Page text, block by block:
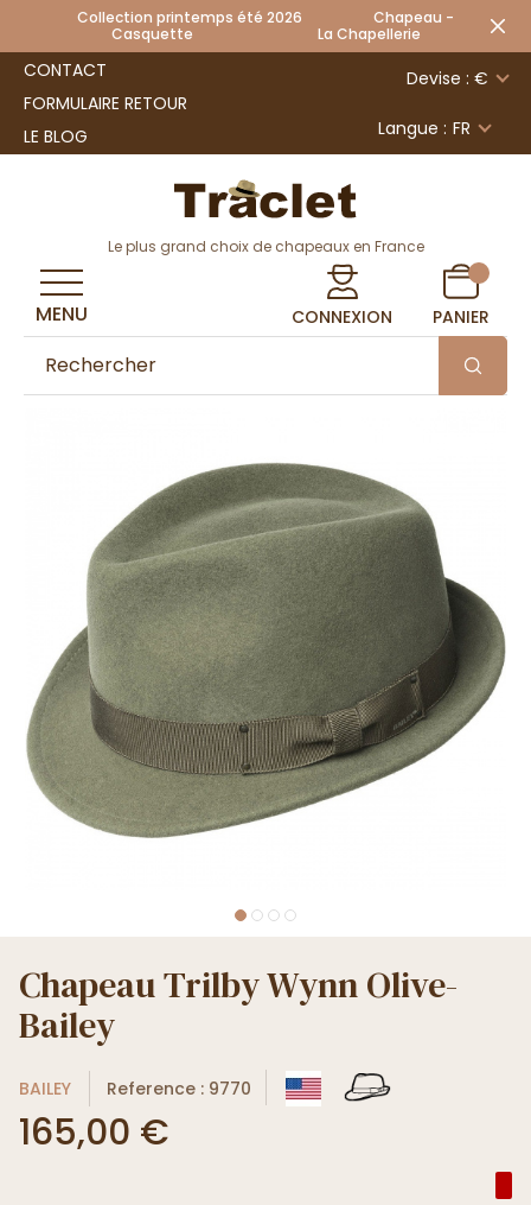
Collection printemps été 2026 Chapeau -
Casquette La Chapellerie
CONTACT
FORMULAIRE RETOUR
LE BLOG
Devise : €
Langue : FR
Le plus grand choix de chapeaux en France
CONNEXION PANIER
MENU
Chapeau Trilby Wynn Olive-
Bailey
BAILEY Reference : 9770
165,00 €